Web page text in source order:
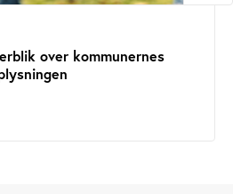
over kommunernes